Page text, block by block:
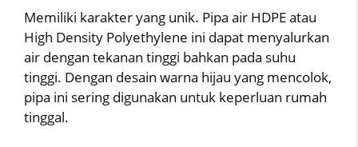
Memiliki karakter yang unik. Pipa air HDPE atau
High Density Polyethylene ini dapat menyalurkan
air dengan tekanan tinggi bahkan pada suhu
tinggi. Dengan desain warna hijau yang mencolok,
pipa ini sering digunakan untuk keperluan rumah
tinggal.